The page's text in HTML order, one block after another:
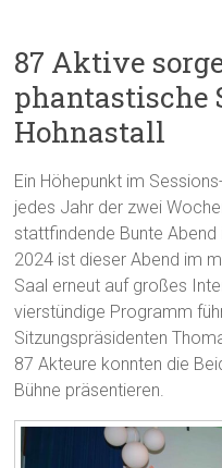
87 Aktive
phantastische
Hohnastall
Ein Höhepunkt im
jedes Jahr der zwei
stattfindende Bunte Abend
2024 ist dieser Abend im
Saal erneut auf großes
vierstündige Programm
Sitzungspräsidenten
87 Akteure konnten die
Bühne präsentieren.